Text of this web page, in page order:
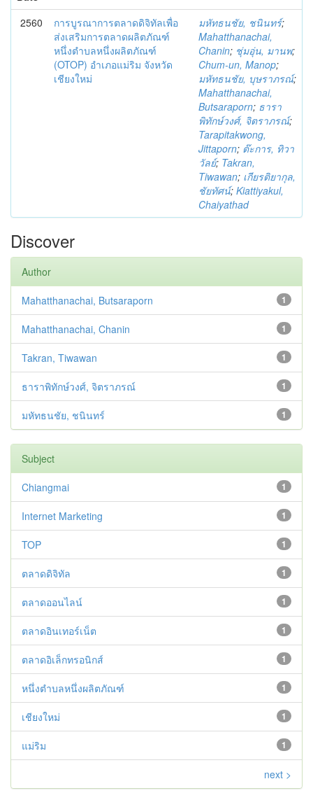
2560
การบูรณาการตลาดดิจิทัลเพื่อ
ส่งเสริมการตลาดผลิตภัณฑ์
หนึ่งตำบลหนึ่งผลิตภัณฑ์
(OTOP) อำเภอแม่ริม จังหวัด
เชียงใหม่
มหัทธนชัย, ชนินทร์;
Mahatthanachai,
Chanin; ชุ่มอุ่น, มานพ;
Chum-un, Manop;
มหัทธนชัย, บุษราภรณ์;
Mahatthanachai,
Butsaraporn; ธารา
พิทักษ์วงศ์, จิตราภรณ์;
Tarapitakwong,
Jittaporn; ต๊ะการ, ทิวา
วัลย์; Takran,
Tiwawan; เกียรติยากุล,
ชัยทัศน์; Kiattiyakul,
Chaiyathad
Discover
Author
1
Mahatthanachai, Butsaraporn
1
Mahatthanachai, Chanin
1
Takran, Tiwawan
1
ธาราพิทักษ์วงศ์, จิตราภรณ์
1
มหัทธนชัย, ชนินทร์
Subject
1
Chiangmai
1
Internet Marketing
1
TOP
1
ตลาดดิจิทัล
1
ตลาดออนไลน์
1
ตลาดอินเทอร์เน็ต
1
ตลาดอิเล็กทรอนิกส์
1
หนึ่งตำบลหนึ่งผลิตภัณฑ์
1
เชียงใหม่
1
แม่ริม
next >